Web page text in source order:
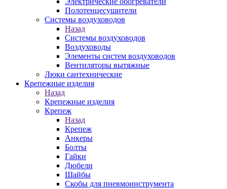
Полотенцесушители
Системы воздуховодов
Назад
Системы воздуховодов
Воздуховоды
Элементы систем воздуховодов
Вентиляторы вытяжные
Люки сантехнические
Крепежные изделия
Назад
Крепежные изделия
Крепеж
Назад
Крепеж
Анкеры
Болты
Гайки
Дюбели
Шайбы
Скобы для пневмоинструмента